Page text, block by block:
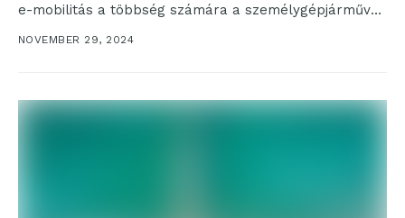
e-mobilitás a többség számára a személygépjárművek
területén is...
NOVEMBER 29, 2024